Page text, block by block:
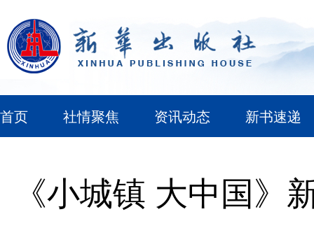
首页 社情聚焦 资讯动态 新书速递
《小城镇 大中国》